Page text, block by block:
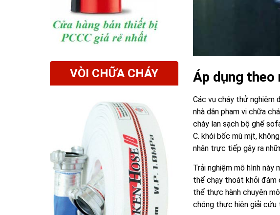
Áp dụng theo
Các vụ cháy thử nghiệm
nhà dân phạm vi chữa
cháy lan sạch bộ ghế
C. khói bốc mù mịt,
nhân trực tiếp gây ra
Trải nghiệm mô hình này
thể chạy thoát khỏi đám
thể thực hành chuyên
chóng thực hiện giải cứu
VÒI CHỮA CHÁY